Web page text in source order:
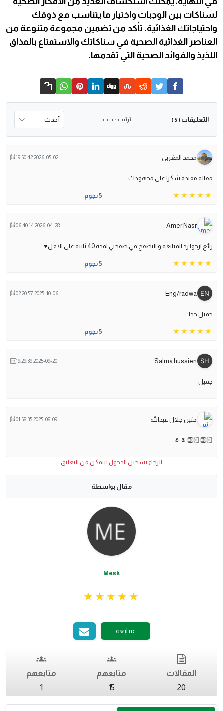
لسناكات بين الوجبات واختيار ما يتناسب مع ذوقك
واحتياجاتك الغذائية. تأكد من تضمين مجموعة متنوعة من
العناصر الغذائية الصحية في سناكاتك والاستمتاع بالمذاق
اللذيذ والفوائد الصحية التي تقدمها.
التعليقات ( 5 ) ترتيب حسب
محمد المغربي 2026-05-02 19:50:42
مقالة مفيدة شكرا على مجهودك.
5 نجوم
Amer Nasr
2026-04-28 06:40:14
رائع ارجوا رد المتابعة و التصفح في صفحتي لمدة 40 ثانية على الاقل♥️
5 نجوم
Eng/radwa
2025-10-06 02:20:57
جميل جدا
5 نجوم
Salma hussien
2025-09-20 19:29:39
جميل
حنين جلال عبدالله 2025-08-09 01:58:35
👏🏻👏🏻🌷🌷
الرجاء تسجيل الدخول لتتمكن من التعليق
مقال بواسطة
Mesk
متابعة
المقالات
20
متابعهم
15
متابعهم
1